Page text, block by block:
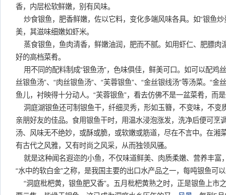
香，内层松软鲜嫩，别有风味。
炒食银鱼，肥香鲜嫩，佐以它料，变化多端风味各具。如“银鱼炒
美，其滋味细嫩如虾米。
蒸食银鱼，鱼肉清香，鲜嫩油润，肥而不腻。如用虾仁、肥膘肉
好的高档菜肴。
用不同的配料制成“银鱼汤”，色味俱佳，鲜美可口。如可以配鸡
丝银鱼汤”、“肉丝银鱼汤”、“芙蓉银鱼”、“金丝银线汤”等汤菜。“金
鱼儿，衬映得十分动人。“芙蓉银鱼”，看去仿佛不是一盆菜肴，而
洞庭湖银鱼还可制银鱼干，纤细灵秀，形如玉簪，不变味，不变
亲朋好友的佳品。食用银鱼干时，用温水浸泡涨发，洗净后便可烹
汤、风味无不绝妙，或酥或脆，或软嫩或筋道，尽在不言中。在湘
有古代之风雅，又有时尚之风采，从而独领风骚。
就是这种闻名遐迩的小鱼，不仅味道鲜美、肉质柔嫩、营养丰富
“水中的软白金”之称，是我国主要的出口水产品之一，每吨银鱼可
“洞庭枇杷黄，银鱼肥又香”。五月枇杷黄熟之时，正是银鱼上市